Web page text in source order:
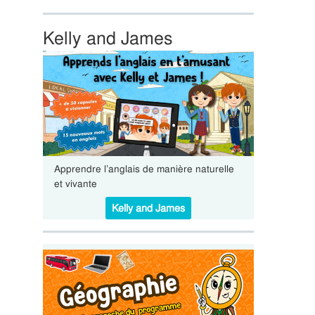
Kelly and James
Apprendre l’anglais de manière naturelle
et vivante
Kelly and James